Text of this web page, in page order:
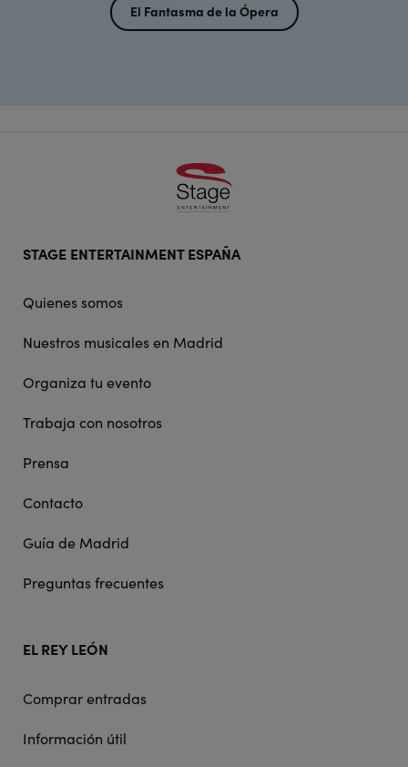
El Fantasma de la Ópera
doormat
STAGE ENTERTAINMENT ESPAÑA
Quienes somos
Nuestros musicales en Madrid
Organiza tu evento
Trabaja con nosotros
Prensa
Contacto
Guía de Madrid
Preguntas frecuentes
EL REY LEÓN
Comprar entradas
Información útil